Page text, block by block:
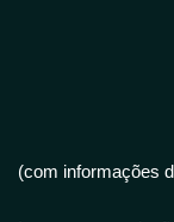
(com informações